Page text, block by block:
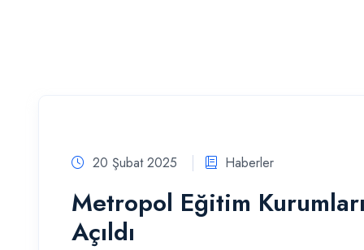
20 Şubat 2025 Haberler
Metropol Eğitim
Açıldı